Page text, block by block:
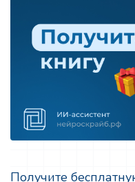
Получите